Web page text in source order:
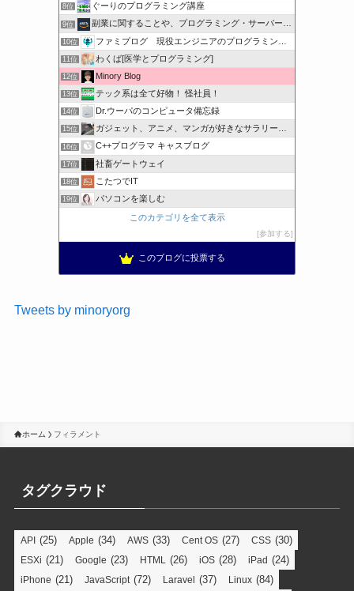
8位 ぐーりのプログラミング講座
9位 副業に関することや、プログラミング・サーバー関係
10位 ファミプログ 現役エンジニアのプログラミング入門講座
11位 わくば[医学とプログラミング]
12位 Minory Blog
13位 テック系は全て好物！ 怪社員！
14位 Dr.ウーパのコンピュータ備忘録
15位 ガジェット、アニメ、マンガが好きなサラリーマンブログです。
16位 C++プログラマ キャスブログ
17位 社畜ゲートウェイ
18位 こたつでIT
19位 パソコンを楽しむ
このカテゴリを全て表示
参加する
このブログに投票する
Tweets by minoryorg
ホーム フィラメント
タグクラウド
API (25) Apple (34) AWS (33) Cent OS (27) CSS (30)
ESXi (21) Google (23) HTML (26) iOS (28) iPad (24)
iPhone (21) JavaScript(72) Laravel (37) Linux (84)